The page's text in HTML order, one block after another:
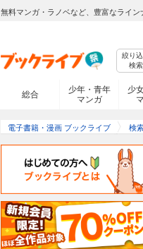
無料マンガ・ラノベなど、豊富なライン
絞り
検索
総合
少年・青年
マンガ
少
電子書籍・漫画 ブックライブ 検